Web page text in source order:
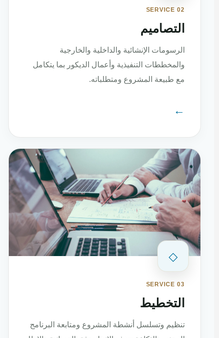
SERVICE 02
التصاميم
الرسومات الإنشائية والداخلية والخارجية
والمخططات التنفيذية وأعمال الديكور بما يتكامل
مع طبيعة المشروع ومتطلباته.
←
◇
SERVICE 03
التخطيط
تنظيم وتسلسل أنشطة المشروع ومتابعة البرنامج